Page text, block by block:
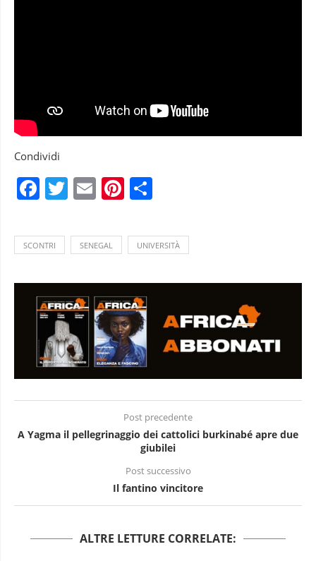
Condividi
Facebook
Twitter
EmailPinterest
SCONTRI SENEGAL UNIVERSITÀ
Post precedente
A Yagma il pellegrinaggio dei cattolici burkinabé apre due
giubilei
Post successivo
Il fantino vincitore
ALTRE LETTURE CORRELATE: